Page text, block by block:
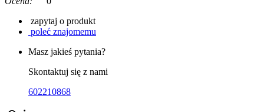
zapytaj o produkt
poleć znajomemu
Masz jakieś pytania?
Skontaktuj się z nami
602210868